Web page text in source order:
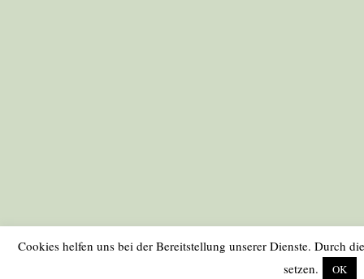
Cookies helfen uns bei der Bereitstellung unserer Dienste. Durch
setzen.
OK